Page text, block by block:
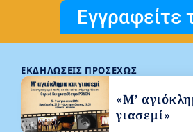
Εγγραφείτε
ΕΚΔΗΛΏΣΕΙΣ ΠΡΟΣΕΧΏΣ
«Μ’
γιασεμί»